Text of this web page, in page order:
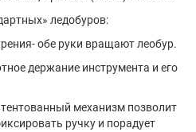
ледобуров:
обе руки вращают леобур.
держание инструмента и его
механизм позволит
ручку и порадует